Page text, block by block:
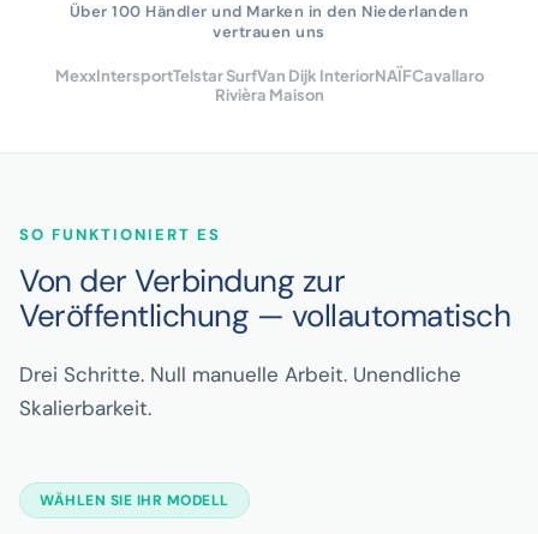
Über 100 Händler und Marken in den Niederlanden
vertrauen uns
MexxIntersportTelstar SurfVan Dijk InteriorNAÏFCavallaro
Rivièra Maison
SO FUNKTIONIERT ES
Von der Verbindung zur
Veröffentlichung — vollautomatisch
Drei Schritte. Null manuelle Arbeit. Unendliche
Skalierbarkeit.
WÄHLEN SIE IHR MODELL